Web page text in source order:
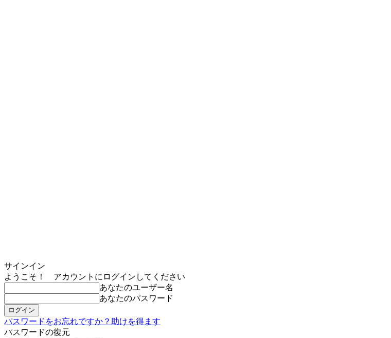
サインイン
ようこそ！ アカウントにログインしてください
あなたのユーザー名
あなたのパスワード
パスワードをお忘れですか？助けを得ます
パスワードの復元